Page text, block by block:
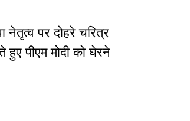
नेतृत्व पर दोहरे चरित्र
पीएम मोदी को घेरने